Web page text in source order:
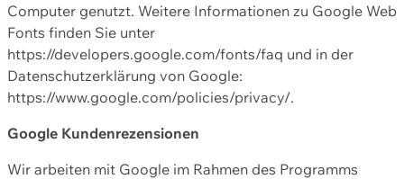
Computer genutzt. Weitere Informationen zu Google Web
Fonts finden Sie unter
https://developers.google.com/fonts/faq und in der
Datenschutzerklärung von Google:
https://www.google.com/policies/privacy/.
Google Kundenrezensionen
Wir arbeiten mit Google im Rahmen des Programms